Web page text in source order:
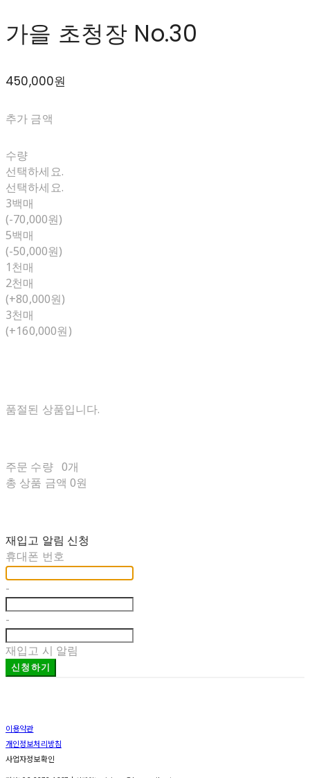
가을 초청장 No.30
450,000원
추가 금액
수량
선택하세요.
선택하세요.
3백매
(-70,000원)
5백매
(-50,000원)
1천매
2천매
(+80,000원)
3천매
(+160,000원)
품절된 상품입니다.
주문 수량 0개
총 상품 금액 0원
재입고 알림 신청
휴대폰 번호
-
-
재입고 시 알림
신청하기
이용약관
개인정보처리방침
사업자정보확인